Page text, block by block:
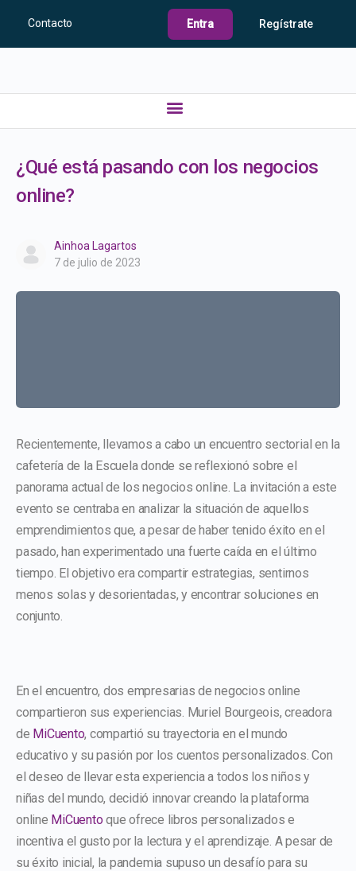
Contacto Entra Regístrate
¿Qué está pasando con los negocios
online?
Ainhoa Lagartos
7 de julio de 2023
Recientemente, llevamos a cabo un encuentro sectorial en la
cafetería de la Escuela donde se reflexionó sobre el
panorama actual de los negocios online. La invitación a este
evento se centraba en analizar la situación de aquellos
emprendimientos que, a pesar de haber tenido éxito en el
pasado, han experimentado una fuerte caída en el último
tiempo. El objetivo era compartir estrategias, sentirnos
menos solas y desorientadas, y encontrar soluciones en
conjunto.
En el encuentro, dos empresarias de negocios online
compartieron sus experiencias. Muriel Bourgeois, creadora
de MiCuento, compartió su trayectoria en el mundo
educativo y su pasión por los cuentos personalizados. Con
el deseo de llevar esta experiencia a todos los niños y
niñas del mundo, decidió innovar creando la plataforma
online MiCuentoque ofrece libros personalizados e
incentiva el gusto por la lectura y el aprendizaje. A pesar de
su éxito inicial, la pandemia supuso un desafío para su